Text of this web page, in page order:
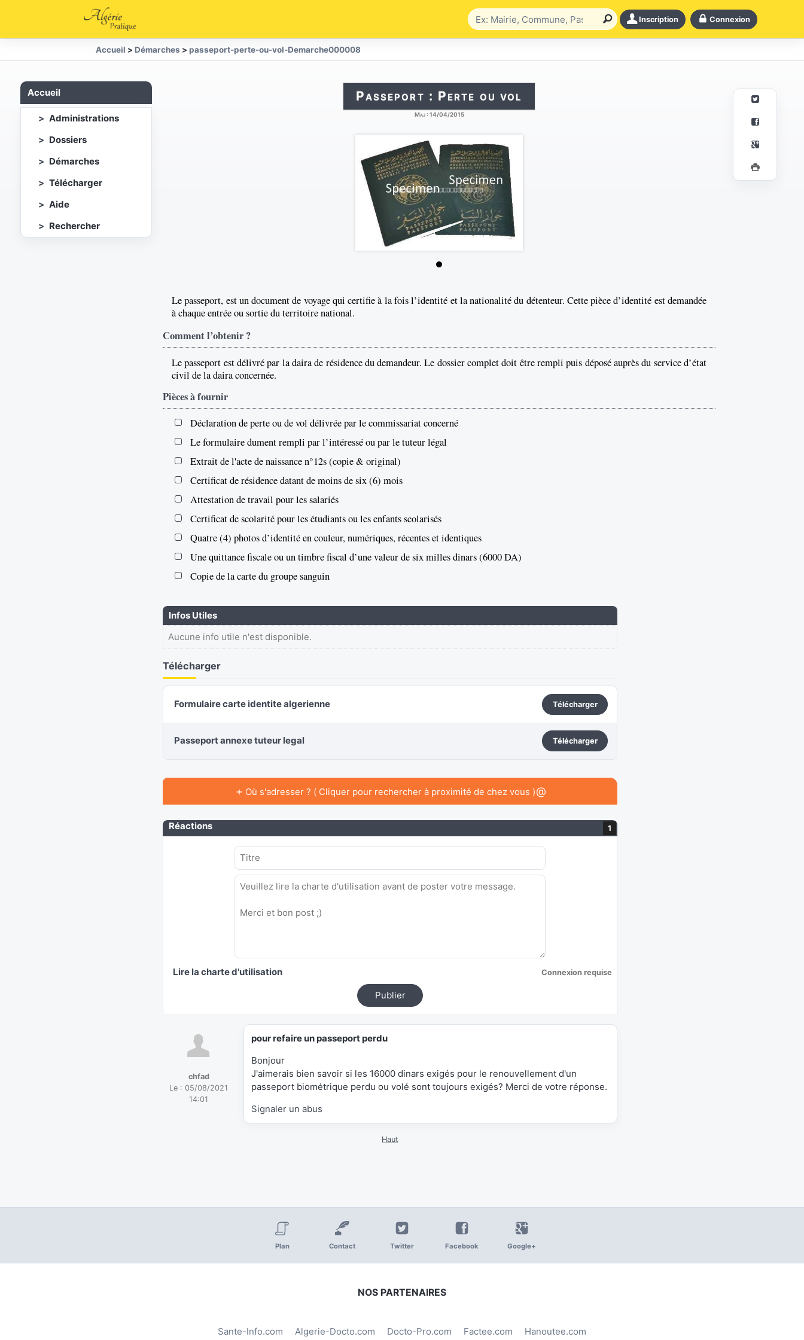
Inscription Connexion
Accueil > Démarches > passeport-perte-ou-vol-Demarche000008
Accueil
Administrations
Dossiers
Démarches
Télécharger
Aide
Rechercher
Passeport : Perte ou vol
Maj : 14/04/2015
Le passeport, est un document de voyage qui certifie à la fois l’identité et la nationalité du détenteur. Cette pièce d’identité est demandée
à chaque entrée ou sortie du territoire national.
Comment l’obtenir ?
Le passeport est délivré par la daira de résidence du demandeur. Le dossier complet doit être rempli puis déposé auprès du service d’état
civil de la daira concernée.
Pièces à fournir
Déclaration de perte ou de vol délivrée par le commissariat concerné
Le formulaire dument rempli par l’intéressé ou par le tuteur légal
Extrait de l'acte de naissance n°12s (copie & original)
Certificat de résidence datant de moins de six (6) mois
Attestation de travail pour les salariés
Certificat de scolarité pour les étudiants ou les enfants scolarisés
Quatre (4) photos d’identité en couleur, numériques, récentes et identiques
Une quittance fiscale ou un timbre fiscal d’une valeur de six milles dinars (6000 DA)
Copie de la carte du groupe sanguin
Infos Utiles
Aucune info utile n'est disponible.
Télécharger
Formulaire carte identite algerienne Télécharger
Passeport annexe tuteur legal Télécharger
+ Où s'adresser ? ( Cliquer pour rechercher à proximité de chez vous )@
Réactions 1
Lire la charte d'utilisation Connexion requise
Publier
chfad
Le : 05/08/2021
14:01
pour refaire un passeport perdu
Bonjour
J'aimerais bien savoir si les 16000 dinars exigés pour le renouvellement d'un
passeport biométrique perdu ou volé sont toujours exigés? Merci de votre réponse.
Signaler un abus
Haut
Plan Contact Twitter Facebook Google+
NOS PARTENAIRES
Sante-Info.com Algerie-Docto.com Docto-Pro.com Factee.com Hanoutee.com